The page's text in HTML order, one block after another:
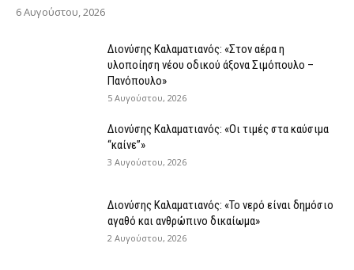
6 Αυγούστου, 2026
Διονύσης Καλαματιανός: «Στον αέρα η
υλοποίηση νέου οδικού άξονα Σιμόπουλο –
Πανόπουλο»
5 Αυγούστου, 2026
Διονύσης Καλαματιανός: «Οι τιμές στα καύσιμα
“καίνε”»
3 Αυγούστου, 2026
Διονύσης Καλαματιανός: «Το νερό είναι δημόσιο
αγαθό και ανθρώπινο δικαίωμα»
2 Αυγούστου, 2026